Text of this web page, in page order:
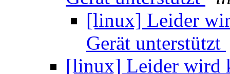
[linux] Leider
Gerät unterstützt
[linux] Leider wird